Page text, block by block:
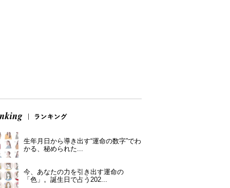
生年月日から導き出す“運命の数字”でわ
かる、秘められた...
今、あなたの力を引き出す運命の
「色」。誕生日で占う202...